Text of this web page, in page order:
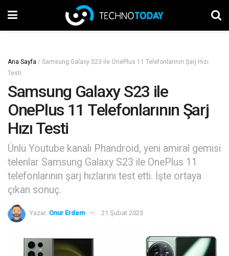
Ana Sayfa / Samsung Galaxy S23 ile OnePlus 11 Telefonlarının Şarj Hızı
Testi
Samsung Galaxy S23 ile
OnePlus 11 Telefonlarının Şarj
Hızı Testi
Ünlü Youtube kanalı Phandroid, yeni amiral gemisi
telenlar Samsung Galaxy S23 ile OnePlus 11
telefonlarının şarj hızlarını test etti. İşte ortaya
çıkan sonuç.
Yazar: Onur Erdem 21 Şubat 2023